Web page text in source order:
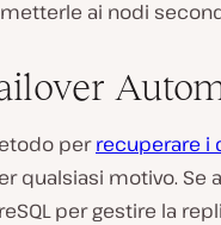
ai nodi
perrecuperare i
qualsiasi motivo. Se
per gestire la